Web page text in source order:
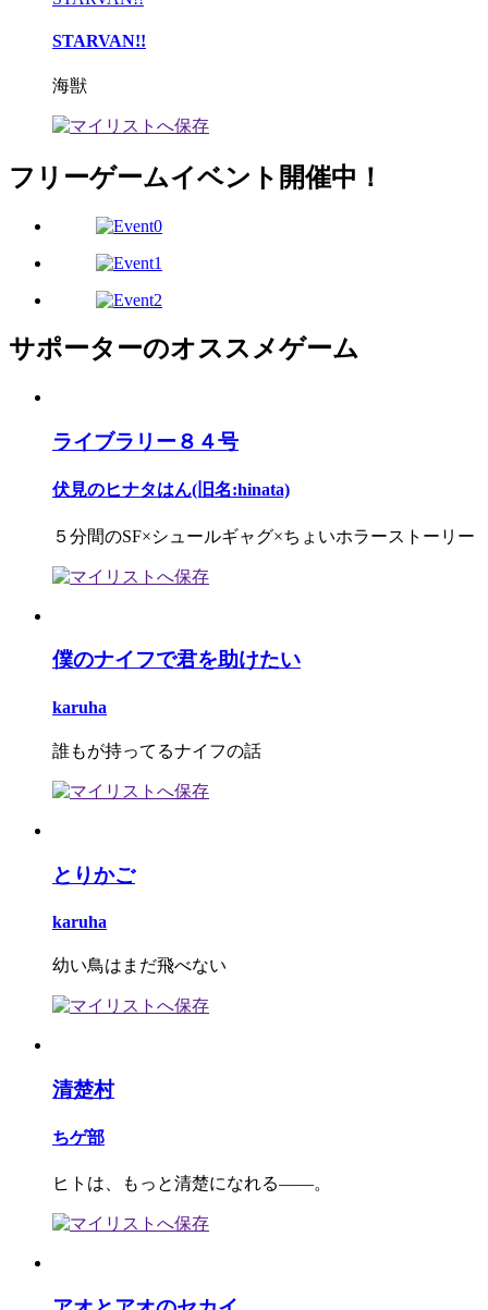
STARVAN!!
海獣
フリーゲームイベント開催中！
サポーターのオススメゲーム
ライブラリー８４号
伏見のヒナタはん(旧名:hinata)
５分間のSF×シュールギャグ×ちょいホラーストーリー
僕のナイフで君を助けたい
karuha
誰もが持ってるナイフの話
とりかご
karuha
幼い鳥はまだ飛べない
清楚村
ちゲ部
ヒトは、もっと清楚になれる――。